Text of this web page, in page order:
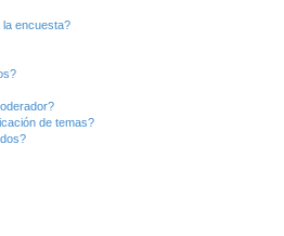
la encuesta?
de temas?